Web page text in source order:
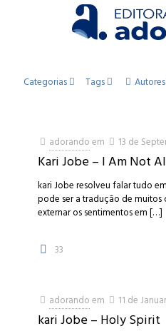
Categorias Tags Autores
adorandoem 13 de
Kari Jobe – I Am Not
kari Jobe resolveu falar tudo
pode ser a tradução de muitos
externar os sentimentos em[…]
33
adorandoem 11 de
kari Jobe – Holy Spirit